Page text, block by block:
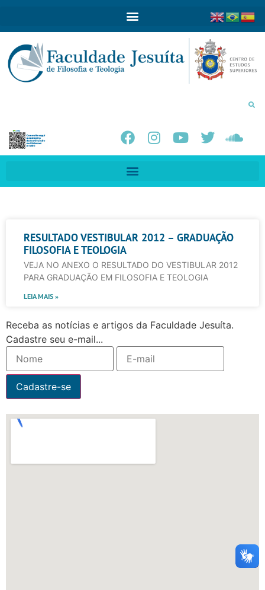
RESULTADO VESTIBULAR 2012 – GRADUAÇÃO
FILOSOFIA E TEOLOGIA
VEJA NO ANEXO O RESULTADO DO VESTIBULAR 2012
PARA GRADUAÇÃO EM FILOSOFIA E TEOLOGIA
LEIA MAIS »
Receba as notícias e artigos da Faculdade Jesuíta.
Cadastre seu e-mail...